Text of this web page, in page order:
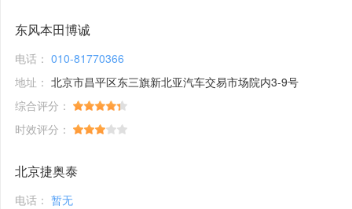
东风本田博诚
电话： 010-81770366
地址： 北京市昌平区东三旗新北亚汽车交易市场院内3-9号
综合评分：
时效评分：
北京捷奥泰
电话： 暂无